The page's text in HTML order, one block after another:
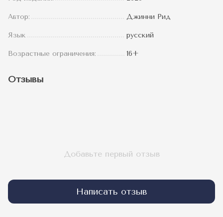
Автор: Джинни Рид
Язык русский
Возрастные ограничения: 16+
Отзывы
Добавьте первый отзыв
Написать отзыв